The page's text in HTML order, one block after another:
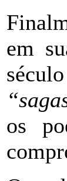
em
os